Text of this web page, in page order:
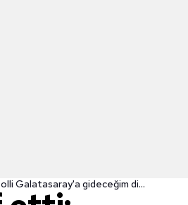
Beykan Şimşek itiraf etti: Damien Comolli Galatasaray'a gideceğim diye korktu